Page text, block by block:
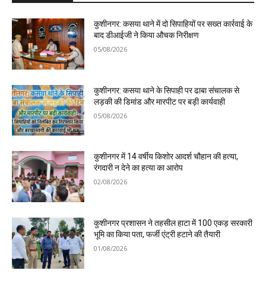
कुशीनगर: कसया थाने में दो सिपाहियों पर सख्त कार्रवाई के
बाद डीआईजी ने किया औचक निरीक्षण
05/08/2026
कुशीनगर: कसया थाने के सिपाही पर ढाबा संचालक से
लड़की की डिमांड और मारपीट पर बड़ी कार्यवाही
05/08/2026
कुशीनगर में 14 वर्षीय किशोर आदर्श चौहान की हत्या,
रंगदारी न देने का हत्या का आरोप
02/08/2026
कुशीनगर प्रशासन ने तहसील हाटा में 100 एकड़ सरकारी
भूमि का किया पता, फर्जी एंट्री हटाने की तैयारी
01/08/2026